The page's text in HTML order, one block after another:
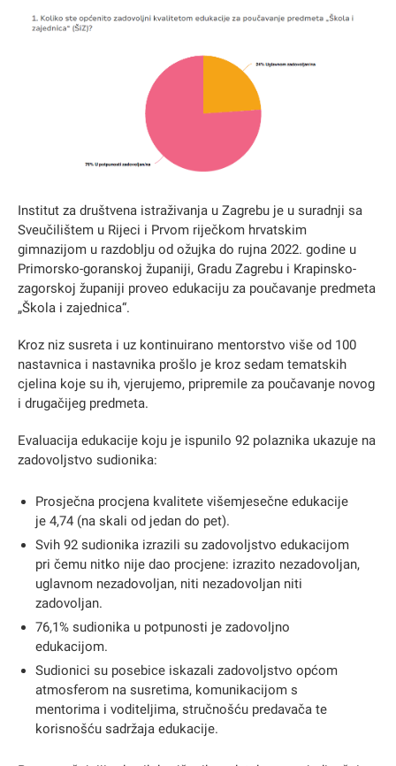
Institut za društvena istraživanja u Zagrebu je u suradnji sa
Sveučilištem u Rijeci i Prvom riječkom hrvatskim
gimnazijom u razdoblju od ožujka do rujna 2022. godine u
Primorsko-goranskoj županiji, Gradu Zagrebu i Krapinsko-
zagorskoj županiji proveo edukaciju za poučavanje predmeta
„Škola i zajednica“.
Kroz niz susreta i uz kontinuirano mentorstvo više od 100
nastavnica i nastavnika prošlo je kroz sedam tematskih
cjelina koje su ih, vjerujemo, pripremile za poučavanje novog
i drugačijeg predmeta.
Evaluacija edukacije koju je ispunilo 92 polaznika ukazuje na
zadovoljstvo sudionika:
Prosječna procjena kvalitete višemjesečne edukacije
je 4,74 (na skali od jedan do pet).
Svih 92 sudionika izrazili su zadovoljstvo edukacijom
pri čemu nitko nije dao procjene: izrazito nezadovoljan,
uglavnom nezadovoljan, niti nezadovoljan niti
zadovoljan.
76,1% sudionika u potpunosti je zadovoljno
edukacijom.
Sudionici su posebice iskazali zadovoljstvo općom
atmosferom na susretima, komunikacijom s
mentorima i voditeljima, stručnošću predavača te
korisnošću sadržaja edukacije.